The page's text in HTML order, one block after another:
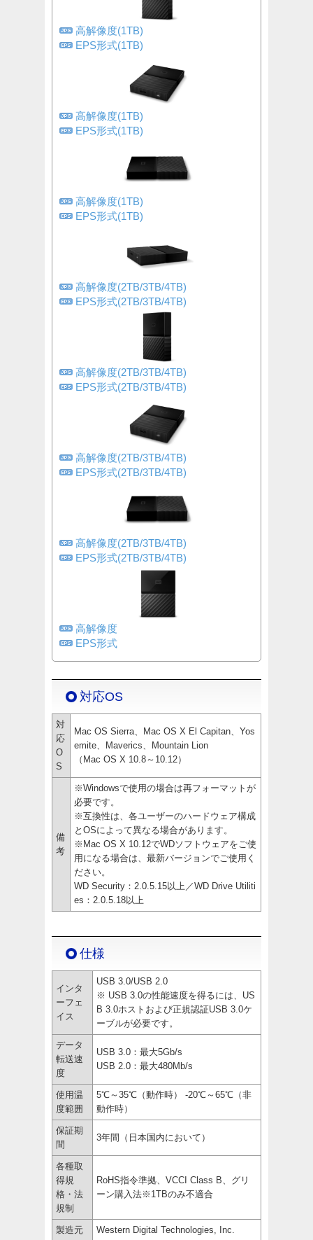
高解像度(1TB)
EPS形式(1TB)
高解像度(1TB)
EPS形式(1TB)
高解像度(1TB)
EPS形式(1TB)
高解像度(2TB/3TB/4TB)
EPS形式(2TB/3TB/4TB)
高解像度(2TB/3TB/4TB)
EPS形式(2TB/3TB/4TB)
高解像度(2TB/3TB/4TB)
EPS形式(2TB/3TB/4TB)
高解像度(2TB/3TB/4TB)
EPS形式(2TB/3TB/4TB)
高解像度
EPS形式
対応OS
対
応
O
S
Mac OS Sierra、Mac OS X El Capitan、Yos
emite、Maverics、Mountain Lion
（Mac OS X 10.8～10.12）
備
考
※Windowsで使用の場合は再フォーマットが
必要です。
※互換性は、各ユーザーのハードウェア構成
とOSによって異なる場合があります。
※Mac OS X 10.12でWDソフトウェアをご使
用になる場合は、最新バージョンでご使用く
ださい。
WD Security：2.0.5.15以上／WD Drive Utiliti
es：2.0.5.18以上
仕様
インタ
ーフェ
イス
USB 3.0/USB 2.0
※ USB 3.0の性能速度を得るには、US
B 3.0ホストおよび正規認証USB 3.0ケ
ーブルが必要です。
データ
転送速
度
USB 3.0：最大5Gb/s
USB 2.0：最大480Mb/s
使用温
度範囲
5℃～35℃（動作時） -20℃～65℃（非
動作時）
保証期
間
3年間（日本国内において）
各種取
得規
格・法
規制
RoHS指令準拠、VCCI Class B、グリ
ーン購入法※1TBのみ不適合
製造元 Western Digital Technologies, Inc.